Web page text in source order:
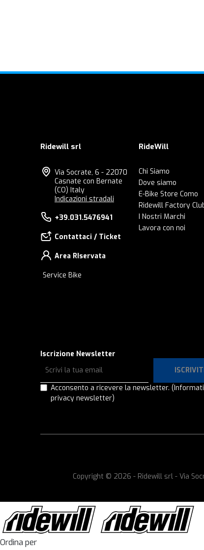
Ridewill srl
Via Socrate, 6 - 22070
Casnate con Bernate
(CO) Italy
Indicazioni stradali
+39.031.5476941
Contattaci / Ticket
Area RIservata
Service Bike
RideWill
Chi Siamo
Dove siamo
E-Bike Store Como
Ridewill Factory
I Nostri Marchi
Lavora con noi
Iscrizione Newsletter
Acconsento a ricevere la newsletter.
privacy newsletter)
Copyright © 2026 - Ridewill srl - Via
Ordina per